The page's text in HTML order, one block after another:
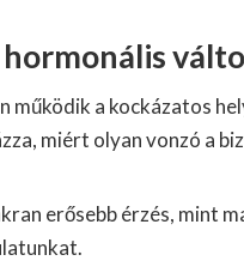
a kockázatos
miért olyan vonzó a
erősebb érzés,